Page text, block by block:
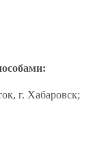
г. Хабаровск;